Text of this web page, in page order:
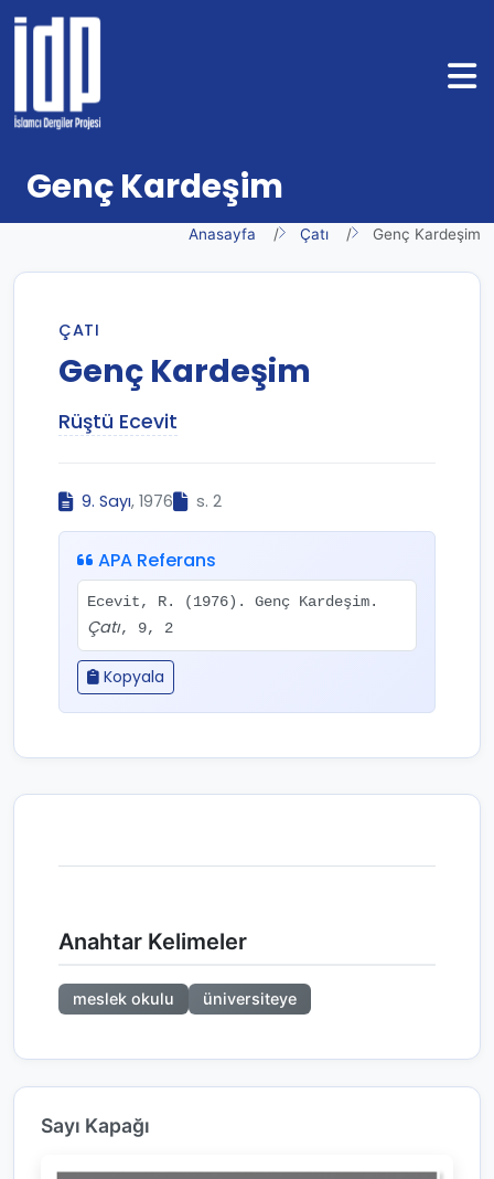
Genç Kardeşim
Anasayfa Çatı Genç Kardeşim
ÇATI
Genç Kardeşim
Rüştü Ecevit
9. Sayı, 1976 s. 2
APA Referans
Ecevit, R. (1976). Genç Kardeşim.
Çatı, 9, 2
Kopyala
Anahtar Kelimeler
meslek okulu üniversiteye
Sayı Kapağı